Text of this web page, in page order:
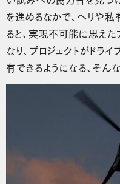
を進めるなかで、ヘリや
ると、実現不可能に思えた
なり、プロジェクトがドラ
有できるようになる、そん